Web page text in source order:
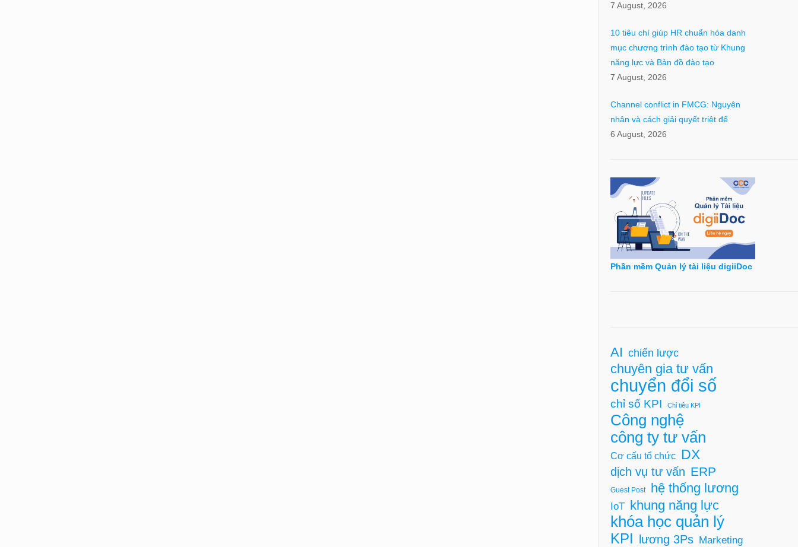
7 August, 2026
10 tiêu chí giúp HR chuẩn hóa danh
mục chương trình đào tạo từ Khung
năng lực và Bản đồ đào tạo
7 August, 2026
Channel conflict in FMCG: Nguyên
nhân và cách giải quyết triệt để
6 August, 2026
Phần mềm Quản lý tài liệu digiiDoc
AI chiến lược
chuyên gia tư vấn
chuyển đổi số
chỉ số KPI Chỉ tiêu KPI
Công nghệ
công ty tư vấn
Cơ cấu tổ chức DX
dịch vụ tư vấn ERP
Guest Post hệ thống lương
IoT khung năng lực
khóa học quản lý
KPI lương 3Ps Marketing